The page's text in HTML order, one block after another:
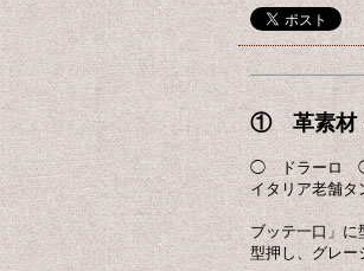
① 革素材
◯ ドラーロ
イタリア老舗タ
ブッテ一口」に
型押し、グレー